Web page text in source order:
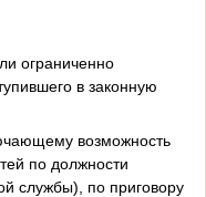
ограниченно
в законную
возможность
по должности
службы), по приговору